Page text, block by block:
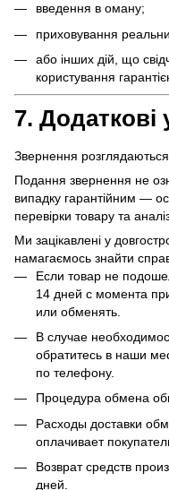
введення в оману;
приховування
або інших дій, що
користування
7. Додаткові
Звернення розглядаються
Подання звернення не
випадку гарантійним —
перевірки товару та
Ми зацікавлені у
намагаємось знайти
Если товар не
14 дней с момента
или обменять.
В случае
обратитесь в наши
по телефону.
Процедура обмена
Расходы доставки
оплачивает
Возврат средств
дней.